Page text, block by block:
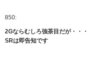
850:
2Gならむしろ強茶目だが・・・
SRは即告知です